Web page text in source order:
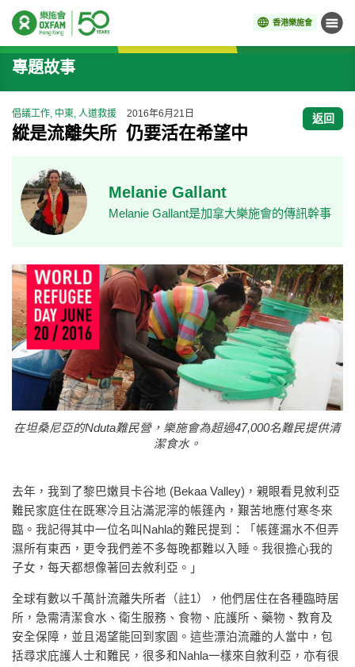
香港樂施會 目錄
開始主要內容
專題故事
倡議工作, 中東, 人道救援 2016年6月21日
縱是流離失所 仍要活在希望中
返回
Melanie Gallant
Melanie Gallant是加拿大樂施會的傳訊幹事
在坦桑尼亞的Nduta難民營，樂施會為超過47,000名難民提供清
潔食水。
去年，我到了黎巴嫩貝卡谷地 (Bekaa Valley)，親眼看見敘利亞
難民家庭住在既寒冷且沾滿泥濘的帳篷內，艱苦地應付寒冬來
臨。我記得其中一位名叫Nahla的難民提到：「帳篷漏水不但弄
濕所有東西，更令我們差不多每晚都難以入睡。我很擔心我的
子女，每天都想像著回去敘利亞。」
全球有數以千萬計流離失所者（註1），他們居住在各種臨時居
所，急需清潔食水、衛生服務、食物、庇護所、藥物、教育及
安全保障，並且渴望能回到家園。這些漂泊流離的人當中，包
括尋求庇護人士和難民，很多和Nahla一樣來自敘利亞，亦有很